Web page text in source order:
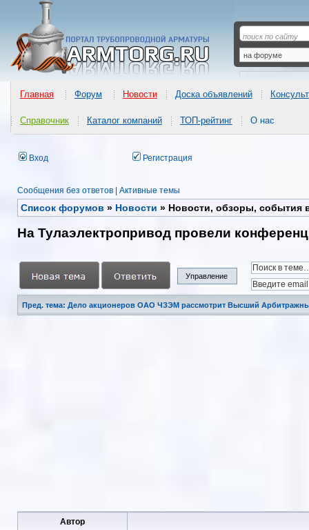
Главная Форум Новости Доска объявлений
Справочник Каталог компаний ТОП-рейтинг О нас
Вход Регистрация
Сообщения без ответов | Активные темы
Список форумов » Новости » Новости, обзоры, события
На Тулаэлектропривод провели
Управление
Пред. тема: Дело акционеров ОАО ЧЗЭМ рассмотрит Высший
Автор